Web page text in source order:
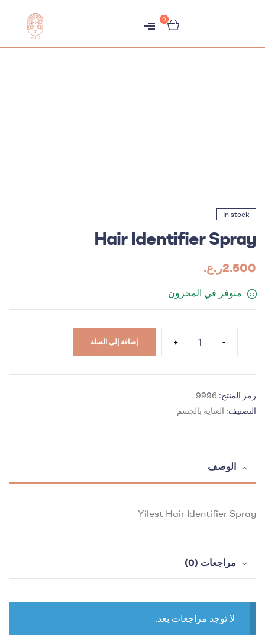
0
متجر
In stock
Hair Identifier Spray
2.500ر.ع.
متوفر في المخزون
-
+ إضافة إلى السلة
رمز المنتج: 9996
التصنيف: العناية بالجسم
الوصف
Yilest Hair Identifier Spray
مراجعات (0)
لا توجد مراجعات بعد.